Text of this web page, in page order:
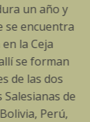
El
que
joven